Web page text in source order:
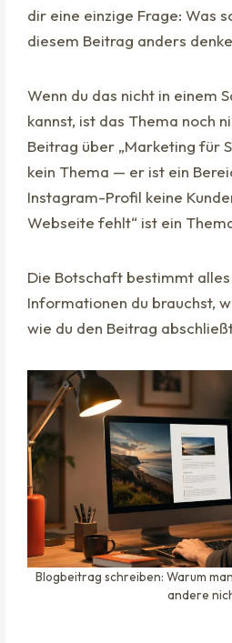
dir eine einzige Frage: Was
diesem Beitrag anders
Wenn du das nicht in einem
kannst, ist das Thema noch
Beitrag über „Marketing für
kein Thema — er ist ein
Instagram-Profil keine
Webseite fehlt“ ist ein
Die Botschaft bestimmt
Informationen du brauchst,
wie du den Beitrag
Blogbeitrag schreiben: Warum
andere